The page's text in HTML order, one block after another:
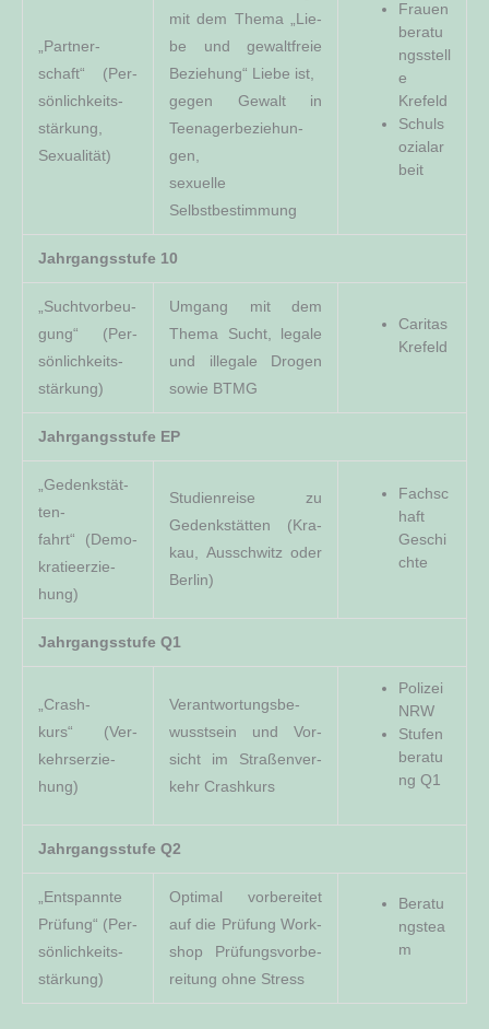
„Part­ner­
schaft“ (Per­
sön­lich­keits­
stär­kung,
Sexualität)
mit dem The­ma „Lie­
be und gewalt­freie
Bezie­hung“ Lie­be ist,
gegen Gewalt in
Teen­ager­be­zie­hun­
gen,
sexu­el­le
Selbstbestimmung
Frau­en
­be­ra­tu
ngs­stel­l
e
Krefeld
Schul­s
o­zi­al­ar
­beit
Jahr­gangs­stu­fe 10
„Sucht­vor­beu­
gung“ (Per­
sön­lich­keits­
stär­kung)
Umgang mit dem
The­ma Sucht, lega­le
und ille­ga­le Dro­gen
sowie BTMG
Cari­tas
Krefeld
Jahr­gangs­stu­fe EP
„Gedenk­stät­
ten­
fahrt“ (Demo­
kra­tie­er­zie­
hung)
Stu­di­en­rei­se zu
Gedenk­stät­ten (Kra­
kau, Aus­schwitz oder
Berlin)
Fach­sc
haft
Geschi
chte
Jahr­gangs­stu­fe Q1
„Crash­
kurs“ (Ver­
kehrs­er­zie­
hung)
Ver­ant­wor­tungs­be­
wusst­sein und Vor­
sicht im Stra­ßen­ver­
kehr Crashkurs
Poli­zei
NRW
Stu­fen
­be­ra­tu
ng Q1
Jahr­gangs­stu­fe Q2
„Ent­spann­te
Prü­fung“ (Per­
sön­lich­keits­
stär­kung)
Opti­mal vor­be­rei­tet
auf die Prü­fung Work­
shop Prü­fungs­vor­be­
rei­tung ohne Stress
Bera­tu
ngs­tea
m